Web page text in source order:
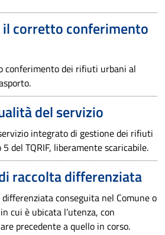
corretto conferimento
conferimento dei rifiuti urbani al
del servizio
integrato di gestione dei rifiuti
del TQRIF, liberamente scaricabile.
raccolta differenziata
conseguita nel Comune o
cui è ubicata l’utenza, con
precedente a quello in corso.